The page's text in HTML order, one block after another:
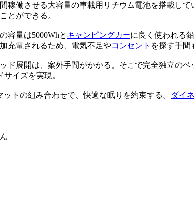
稼働させる大容量の車載用リチウム電池を搭載し
とができる。
容量は5000Whと キャンピングカーに良く使われる
充電されるため、電気不足やコンセント を探す手間
ド展開は、案外手間がかかる。そこで完全独立の
サイズを実現。
トの組み合わせで、快適な眠りを約束する。 ダイ